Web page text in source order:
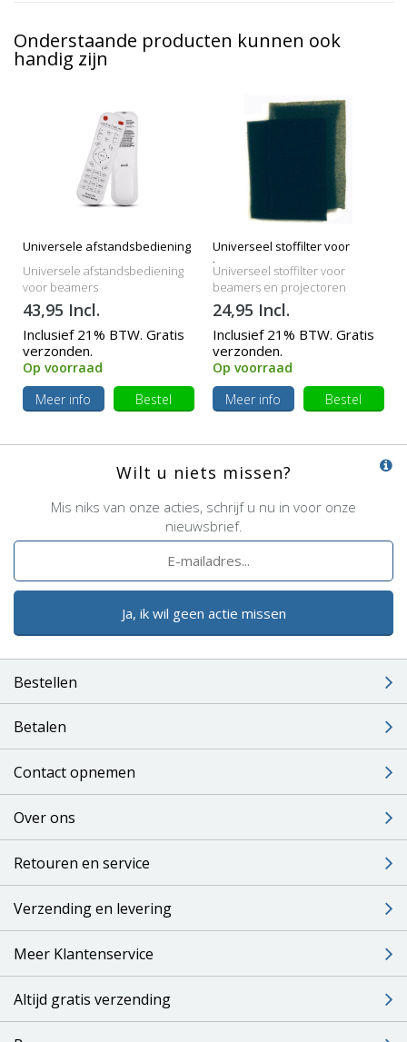
Onderstaande producten kunnen ook
handig zijn
Universele afstandsbediening
Universele afstandsbediening
voor beamers
43,95 Incl.
Inclusief 21% BTW. Gratis
verzonden.
Op voorraad
Meer info
Bestel
Universeel stoffilter voor
beamers
Universeel stoffilter voor
beamers en projectoren
24,95 Incl.
Inclusief 21% BTW. Gratis
verzonden.
Op voorraad
Meer info
Bestel
Wilt u niets missen?
Mis niks van onze acties, schrijf u nu in voor onze
nieuwsbrief.
Ja, ik wil geen actie missen
Bestellen
Betalen
Contact opnemen
Over ons
Retouren en service
Verzending en levering
Meer Klantenservice
Altijd gratis verzending